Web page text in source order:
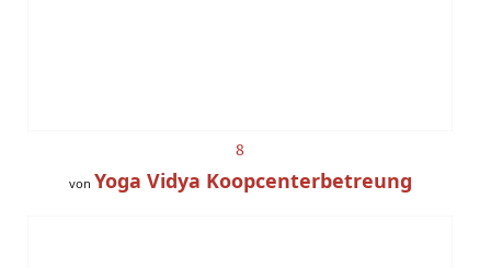
8
von Yoga Vidya Koopcenterbetreung